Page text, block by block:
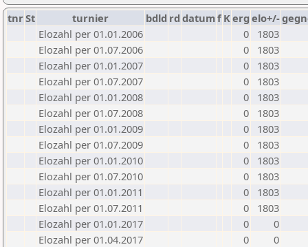
tnrSt turnier bdld rd datumf Kerg elo+/-
Elozahl per 01.01.2006
0
1803
Elozahl per 01.07.2006
0
1803
Elozahl per 01.01.2007
0
1803
Elozahl per 01.07.2007
0
1803
Elozahl per 01.01.2008
0
1803
Elozahl per 01.07.2008
0
1803
Elozahl per 01.01.2009
0
1803
Elozahl per 01.07.2009
0
1803
Elozahl per 01.01.2010
0
1803
Elozahl per 01.07.2010
0
1803
Elozahl per 01.01.2011
0
1803
Elozahl per 01.07.2011
0
1803
Elozahl per 01.01.2017
0
0
Elozahl per 01.04.2017
0
0